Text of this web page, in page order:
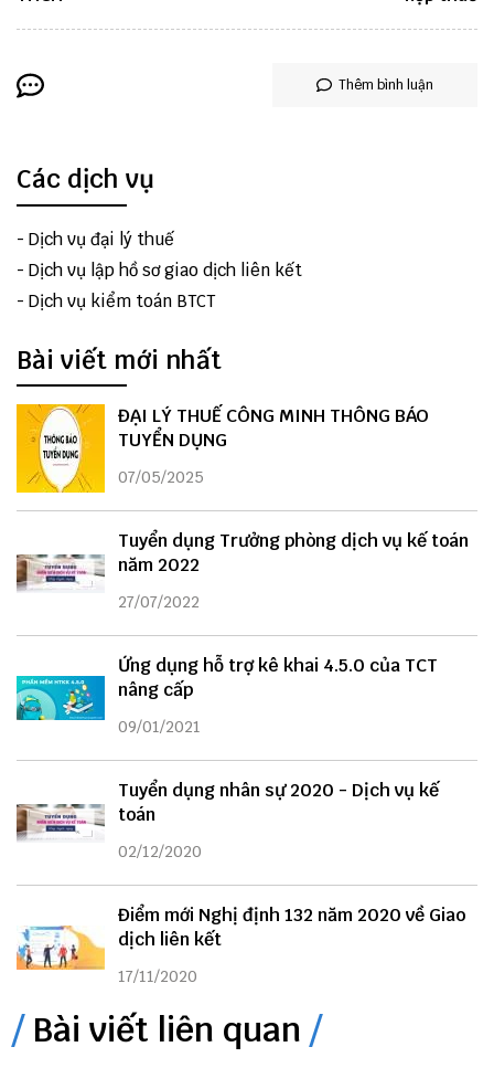
Thêm bình luận
Các dịch vụ
- Dịch vụ đại lý thuế
- Dịch vụ lập hồ sơ giao dịch liên kết
- Dịch vụ kiểm toán BTCT
Bài viết mới nhất
ĐẠI LÝ THUẾ CÔNG MINH THÔNG BÁO
TUYỂN DỤNG
07/05/2025
Tuyển dụng Trưởng phòng dịch vụ kế toán
năm 2022
27/07/2022
Ứng dụng hỗ trợ kê khai 4.5.0 của TCT
nâng cấp
09/01/2021
Tuyển dụng nhân sự 2020 - Dịch vụ kế
toán
02/12/2020
Điểm mới Nghị định 132 năm 2020 về Giao
dịch liên kết
17/11/2020
Bài viết liên quan